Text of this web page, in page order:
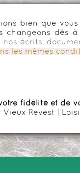
bien que vous
changeons dès à
nos écrits,
les mêmes
fidélité et de
Vieux Revest |